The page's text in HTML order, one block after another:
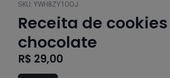
SKU: YWH8ZY1OOJ
Receita de
chocolate
R$ 29,00